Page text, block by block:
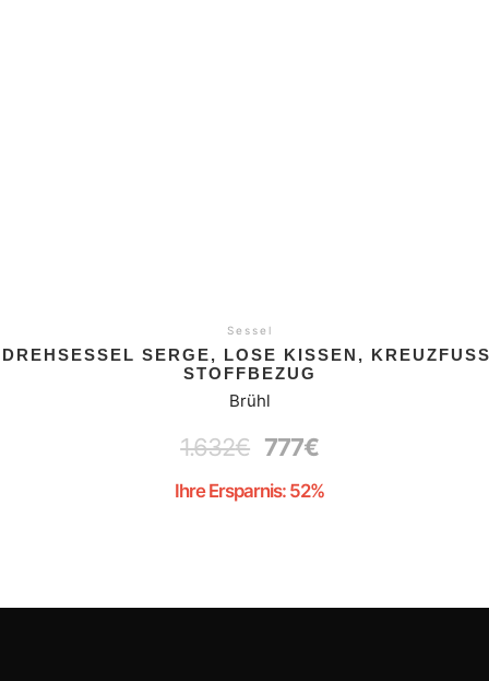
Sessel
DREHSESSEL SERGE, LOSE KISSEN, KREUZFUSS,
TOFFBEZUG
Brühl
1.632€ 777€
Ihre Ersparnis: 52%